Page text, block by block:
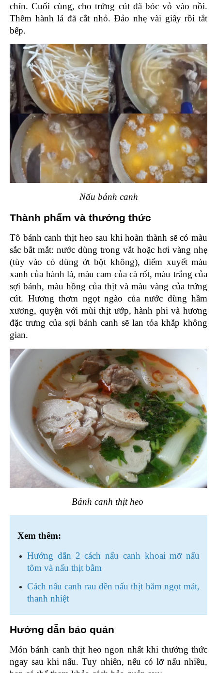
chín. Cuối cùng, cho trứng cút đã bóc vỏ vào nồi.
Thêm hành lá đã cắt nhỏ. Đảo nhẹ vài giây rồi tắt
bếp.
Nấu bánh canh
Thành phẩm và thưởng thức
Tô bánh canh thịt heo sau khi hoàn thành sẽ có màu
sắc bắt mắt: nước dùng trong vắt hoặc hơi vàng nhẹ
(tùy vào có dùng ớt bột không), điểm xuyết màu
xanh của hành lá, màu cam của cà rốt, màu trắng của
sợi bánh, màu hồng của thịt và màu vàng của trứng
cút. Hương thơm ngọt ngào của nước dùng hầm
xương, quyện với mùi thịt ướp, hành phi và hương
đặc trưng của sợi bánh canh sẽ lan tỏa khắp không
gian.
Bánh canh thịt heo
Xem thêm:
Hướng dẫn 2 cách nấu canh khoai mỡ nấu
tôm và nấu thịt bằm
Cách nấu canh rau dền nấu thịt băm ngọt mát,
thanh nhiệt
Hướng dẫn bảo quản
Món bánh canh thịt heo ngon nhất khi thưởng thức
ngay sau khi nấu. Tuy nhiên, nếu có lỡ nấu nhiều,